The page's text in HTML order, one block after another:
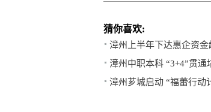
猜你喜欢:
漳州上半年下达惠企资金
漳州中职本科 “3+4”贯通
漳州芗城启动 “福蕾行动